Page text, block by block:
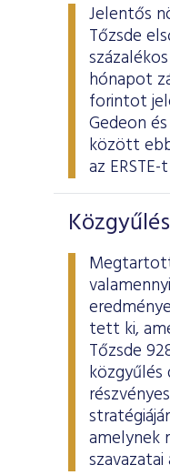
Jelentős
Tőzsde
hónapot
forintot
Gedeon
között
az
tett ki,
Tőzsde
amelynek